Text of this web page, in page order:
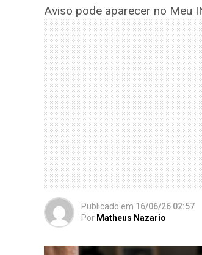
Aviso pode aparecer no Meu
Publicado em 16/06/26 02:57
Por Matheus Nazario